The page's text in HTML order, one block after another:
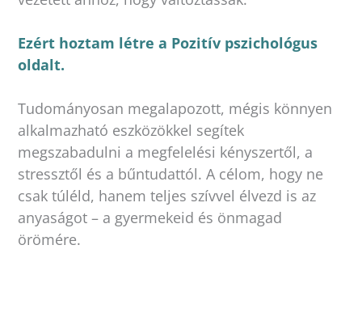
Ezért hoztam létre a Pozitív pszichológus
oldalt.
Tudományosan megalapozott, mégis könnyen
alkalmazható eszközökkel segítek
megszabadulni a megfelelési kényszertől, a
stressztől és a bűntudattól. A célom, hogy ne
csak túléld, hanem teljes szívvel élvezd is az
anyaságot – a gyermekeid és önmagad
örömére.